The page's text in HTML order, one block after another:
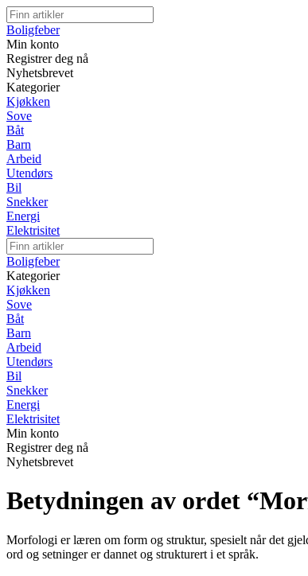
Boligfeber
Min konto
Registrer deg nå
Nyhetsbrevet
Kategorier
Kjøkken
Sove
Båt
Barn
Arbeid
Utendørs
Bil
Snekker
Energi
Elektrisitet
Boligfeber
Kategorier
Kjøkken
Sove
Båt
Barn
Arbeid
Utendørs
Bil
Snekker
Energi
Elektrisitet
Min konto
Registrer deg nå
Nyhetsbrevet
Betydningen av ordet
Morfologi er læren om form og struktur, spesielt når det
ord og setninger er dannet og strukturert i et språk.